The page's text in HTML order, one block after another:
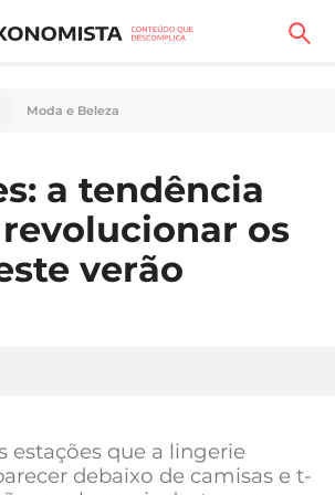
Pessoais
Moda e Beleza
a tendência
os
verão
estações que a lingerie
debaixo de camisas e t-